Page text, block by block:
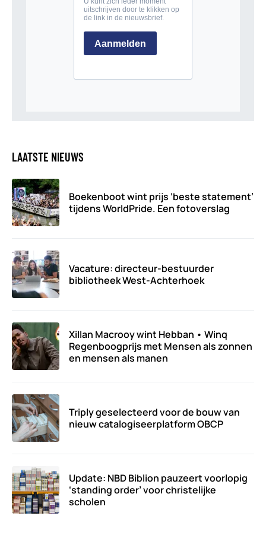
LAATSTE NIEUWS
Boekenboot wint prijs ‘beste statement’
tijdens WorldPride. Een fotoverslag
Vacature: directeur-bestuurder
bibliotheek West-Achterhoek
Xillan Macrooy wint Hebban • Winq
Regenboogprijs met Mensen als zonnen
en mensen als manen
Triply geselecteerd voor de bouw van
nieuw catalogiseerplatform OBCP
Update: NBD Biblion pauzeert voorlopig
‘standing order’ voor christelijke
scholen